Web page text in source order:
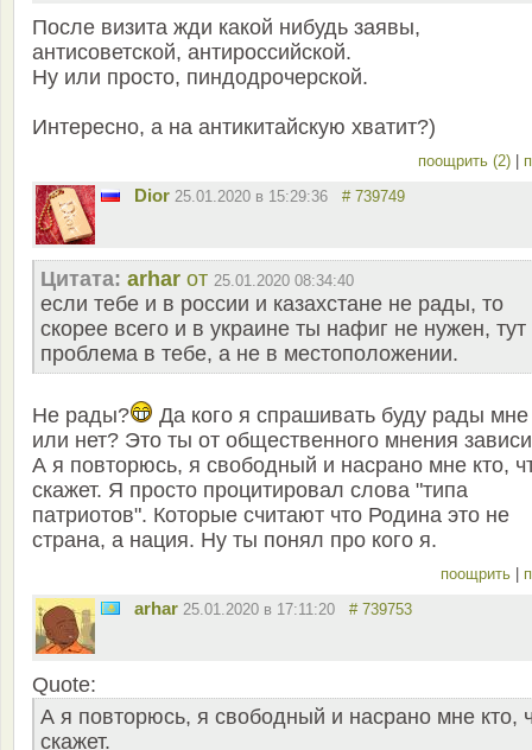
После визита жди какой нибудь заявы,
антисоветской, антироссийской.
Ну или просто, пиндодрочерской.
Интересно, а на антикитайскую хватит?)
поощрить (2)
Dior 25.01.2020 в 15:29:36 # 739749
Цитата: arhar от 25.01.2020 08:34:40
если тебе и в россии и казахстане не рады, то
скорее всего и в украине ты нафиг не нужен, тут
проблема в тебе, а не в местоположении.
Не рады?
Да кого я спрашивать буду рады мне
или нет? Это ты от общественного мнения
А я повторюсь, я свободный и насрано мне кто,
скажет. Я просто процитировал слова "типа
патриотов". Которые считают что Родина это не
страна, а нация. Ну ты понял про кого я.
поощрить
arhar 25.01.2020 в 17:11:20 # 739753
Quote:
А я повторюсь, я свободный и насрано мне кто,
скажет.